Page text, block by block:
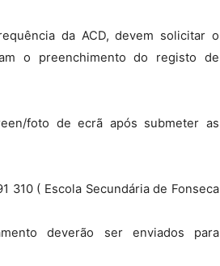
da ACD, devem solicitar o
o preenchimento do registo de
foto de ecrã após submeter as
310 ( Escola Secundária de Fonseca
deverão ser enviados para